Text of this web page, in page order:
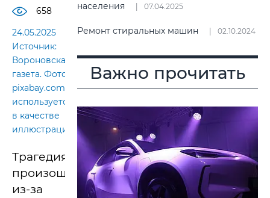
658
24.05.2025
Источник:
Вороновская
газета. Фото
pixabay.com
используется
в качестве
иллюстрации
Трагедия
произошла
из-за
населения
07.04.2025
Ремонт стиральных машин 02.10.2024
Важно прочитать